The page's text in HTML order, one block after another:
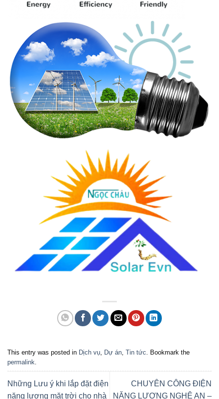
This entry was posted in Dịch vụ Dự án Tin tức . Bookmark the
permalink
Những Lưu ý khi lắp đặt điện
năng lượng mặt trời cho nhà
CHUYÊN CÔNG ĐIỆN
NĂNG LƯỢNG NGHỆ AN –